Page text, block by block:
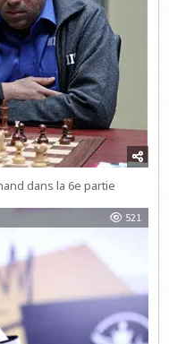
dans la 6e partie
521